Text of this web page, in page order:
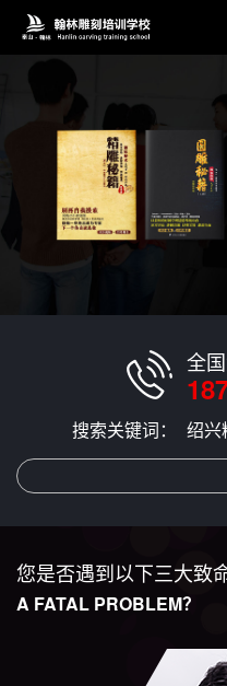
全
搜索关键词： 绍兴
您是否遇到以下三大致
A FATAL PROBLEM？